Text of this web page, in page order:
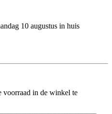
10 augustus in huis
voorraad in de winkel te